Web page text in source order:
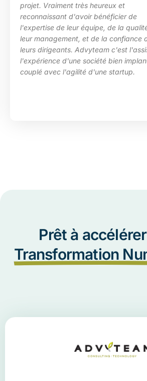
projet. Vraiment très heureux et
reconnaissant d'avoir bénéficier de
l'expertise de leur équipe, de la
leur management, et de la confiance
leurs dirigeants. Advyteam c'est
l'expérience d'une société bien
couplé avec l'agilité d'une startup.
Prêt à
Transformation